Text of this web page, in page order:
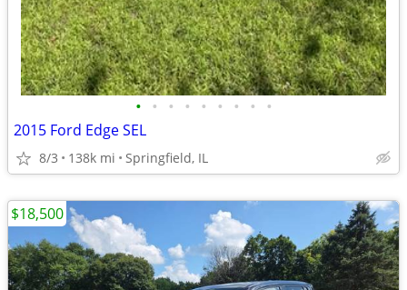
• • • • • • • • •
2015 Ford Edge SEL
8/3 138k mi Springfield, IL
$18,500